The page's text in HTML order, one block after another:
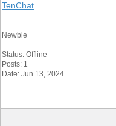
TenChat
Newbie
Status: Offline
Posts: 1
Date: Jun 13, 2024